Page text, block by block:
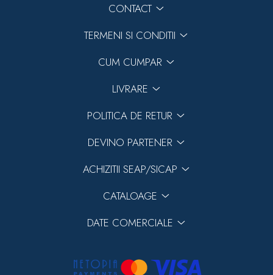
CONTACT
TERMENI SI CONDITII
CUM CUMPAR
LIVRARE
POLITICA DE RETUR
DEVINO PARTENER
ACHIZITII SEAP/SICAP
CATALOAGE
DATE COMERCIALE